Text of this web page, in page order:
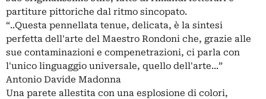
partiture pittoriche dal ritmo sincopato.
“..Questa pennellata tenue, delicata, è la sintesi
perfetta dell'arte del Maestro Rondoni che, grazie alle
sue contaminazioni e compenetrazioni, ci parla con
l'unico linguaggio universale, quello dell'arte...”
Antonio Davide Madonna
Una parete allestita con una esplosione di colori,